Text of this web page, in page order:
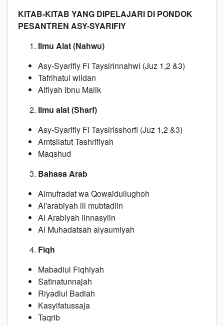
KITAB-KITAB YANG DIPELAJARI DI PONDOK
PESANTREN ASY-SYARIFIY
Ilmu Alat (Nahwu)
Asy-Syarifiy Fi Taysirinnahwi (Juz 1,2 &3)
Tafrihatul wildan
Alfiyah Ibnu Malik
Ilmu alat (Sharf)
Asy-Syarifiy Fi Taysirisshorfi (Juz 1,2 &3)
Amtsilatut Tashrifiyah
Maqshud
Bahasa Arab
Almufradat wa Qowaidullughoh
Al'arabiyah lil mubtadiin
Al Arabiyah linnasyiin
Al Muhadatsah alyaumiyah
Fiqh
Mabadiul Fiqhiyah
Safinatunnajah
Riyadlul Badiah
Kasyifatussaja
Taqrib